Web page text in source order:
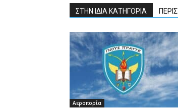
ΣΤΗΝ ΙΔΙΑ ΚΑΤΗΓΟΡΙΑ
Αεροπορία